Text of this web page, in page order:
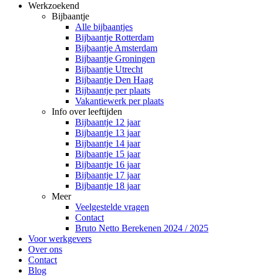
Werkzoekend
Bijbaantje
Alle bijbaantjes
Bijbaantje Rotterdam
Bijbaantje Amsterdam
Bijbaantje Groningen
Bijbaantje Utrecht
Bijbaantje Den Haag
Bijbaantje per plaats
Vakantiewerk per plaats
Info over leeftijden
Bijbaantje 12 jaar
Bijbaantje 13 jaar
Bijbaantje 14 jaar
Bijbaantje 15 jaar
Bijbaantje 16 jaar
Bijbaantje 17 jaar
Bijbaantje 18 jaar
Meer
Veelgestelde vragen
Contact
Bruto Netto Berekenen 2024 / 2025
Voor werkgevers
Over ons
Contact
Blog